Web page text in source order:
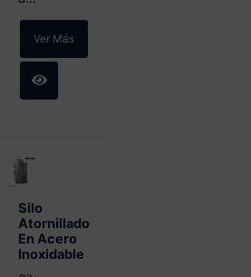
Ver Más
Silo
Atornillado
En Acero
Inoxidable